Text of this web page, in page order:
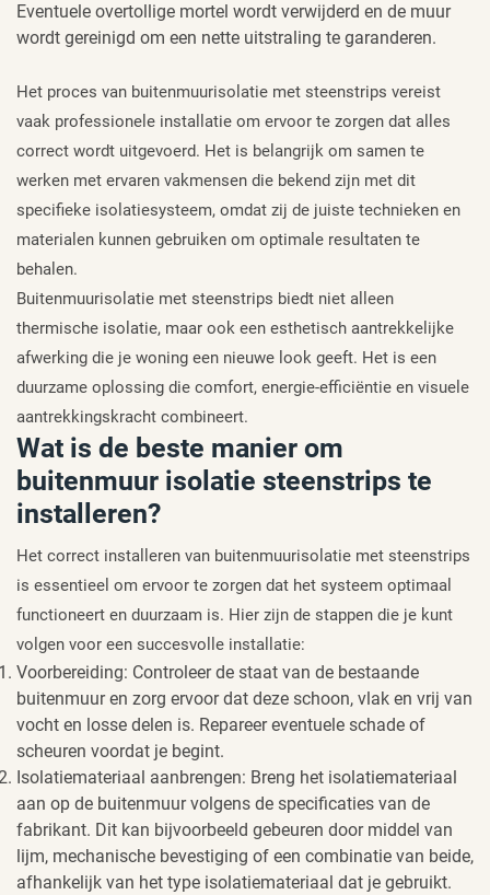
Eventuele overtollige mortel wordt verwijderd en de muur
wordt gereinigd om een nette uitstraling te garanderen.
Het proces van buitenmuurisolatie met steenstrips vereist
vaak professionele installatie om ervoor te zorgen dat alles
correct wordt uitgevoerd. Het is belangrijk om samen te
werken met ervaren vakmensen die bekend zijn met dit
specifieke isolatiesysteem, omdat zij de juiste technieken en
materialen kunnen gebruiken om optimale resultaten te
behalen.
Buitenmuurisolatie met steenstrips biedt niet alleen
thermische isolatie, maar ook een esthetisch aantrekkelijke
afwerking die je woning een nieuwe look geeft. Het is een
duurzame oplossing die comfort, energie-efficiëntie en visuele
aantrekkingskracht combineert.
Wat is de beste manier om
buitenmuur isolatie steenstrips te
installeren?
Het correct installeren van buitenmuurisolatie met steenstrips
is essentieel om ervoor te zorgen dat het systeem optimaal
functioneert en duurzaam is. Hier zijn de stappen die je kunt
volgen voor een succesvolle installatie:
Voorbereiding: Controleer de staat van de bestaande
buitenmuur en zorg ervoor dat deze schoon, vlak en vrij van
vocht en losse delen is. Repareer eventuele schade of
scheuren voordat je begint.
Isolatiemateriaal aanbrengen: Breng het isolatiemateriaal
aan op de buitenmuur volgens de specificaties van de
fabrikant. Dit kan bijvoorbeeld gebeuren door middel van
lijm, mechanische bevestiging of een combinatie van beide,
afhankelijk van het type isolatiemateriaal dat je gebruikt.